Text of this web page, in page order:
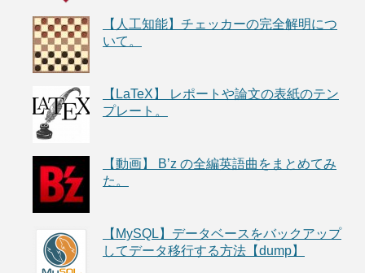
【人工知能】チェッカーの完全解明につ
いて。
【LaTeX】 レポートや論文の表紙のテン
プレート。
【動画】 B’z の全編英語曲をまとめてみ
た。
【MySQL】データベースをバックアップ
してデータ移行する方法【dump】